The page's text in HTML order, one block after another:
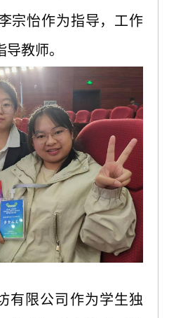
宗怡作为指导，工作
教师。
有限公司作为学生独